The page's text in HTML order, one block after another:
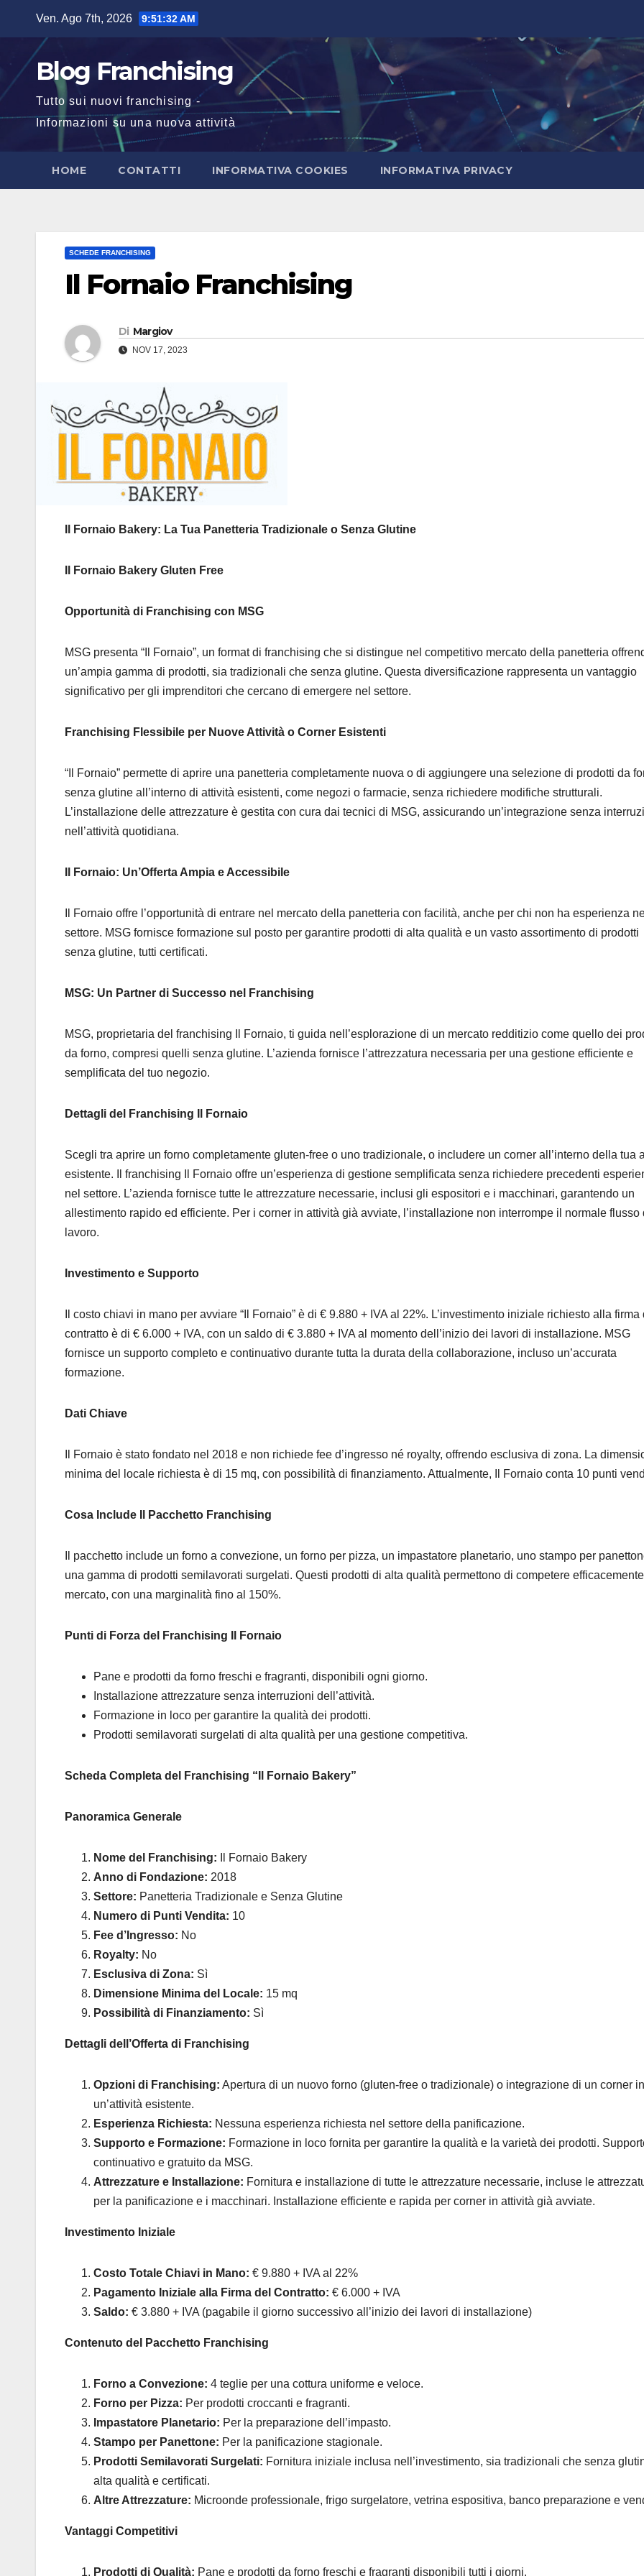
contenuto
Ven. Ago 7th, 2026 9:51:33 AM
Blog Franchising
Tutto sui nuovi franchising -
Informazioni su una nuova attività
HOME CONTATTI INFORMATIVA COOKIES INFORMATIVA PRIVACY
SCHEDE FRANCHISING
Il Fornaio Franchising
Di Margiov
NOV 17, 2023
Il Fornaio Bakery: La Tua Panetteria Tradizionale o Senza Glutine
Il Fornaio Bakery Gluten Free
Opportunità di Franchising con MSG
MSG presenta “Il Fornaio”, un format di franchising che si distingue nel competitivo mercato della panetteria
un’ampia gamma di prodotti, sia tradizionali che senza glutine. Questa diversificazione rappresenta un vantaggio
significativo per gli imprenditori che cercano di emergere nel settore.
Franchising Flessibile per Nuove Attività o Corner Esistenti
“Il Fornaio” permette di aprire una panetteria completamente nuova o di aggiungere una selezione di prodotti da
senza glutine all’interno di attività esistenti, come negozi o farmacie, senza richiedere modifiche strutturali.
L’installazione delle attrezzature è gestita con cura dai tecnici di MSG, assicurando un’integrazione senza
nell’attività quotidiana.
Il Fornaio: Un’Offerta Ampia e Accessibile
Il Fornaio offre l’opportunità di entrare nel mercato della panetteria con facilità, anche per chi non ha esperienza
settore. MSG fornisce formazione sul posto per garantire prodotti di alta qualità e un vasto assortimento di prodotti
senza glutine, tutti certificati.
MSG: Un Partner di Successo nel Franchising
MSG, proprietaria del franchising Il Fornaio, ti guida nell’esplorazione di un mercato redditizio come quello dei
da forno, compresi quelli senza glutine. L’azienda fornisce l’attrezzatura necessaria per una gestione efficiente e
semplificata del tuo negozio.
Dettagli del Franchising Il Fornaio
Scegli tra aprire un forno completamente gluten-free o uno tradizionale, o includere un corner all’interno della tua
esistente. Il franchising Il Fornaio offre un’esperienza di gestione semplificata senza richiedere precedenti
nel settore. L’azienda fornisce tutte le attrezzature necessarie, inclusi gli espositori e i macchinari, garantendo un
allestimento rapido ed efficiente. Per i corner in attività già avviate, l’installazione non interrompe il normale flusso
lavoro.
Investimento e Supporto
Il costo chiavi in mano per avviare “Il Fornaio” è di € 9.880 + IVA al 22%. L’investimento iniziale richiesto alla firma
contratto è di € 6.000 + IVA, con un saldo di € 3.880 + IVA al momento dell’inizio dei lavori di installazione. MSG
fornisce un supporto completo e continuativo durante tutta la durata della collaborazione, incluso un’accurata
formazione.
Dati Chiave
Il Fornaio è stato fondato nel 2018 e non richiede fee d’ingresso né royalty, offrendo esclusiva di zona. La
minima del locale richiesta è di 15 mq, con possibilità di finanziamento. Attualmente, Il Fornaio conta 10 punti
Cosa Include Il Pacchetto Franchising
Il pacchetto include un forno a convezione, un forno per pizza, un impastatore planetario, uno stampo per
una gamma di prodotti semilavorati surgelati. Questi prodotti di alta qualità permettono di competere efficacemente
mercato, con una marginalità fino al 150%.
Punti di Forza del Franchising Il Fornaio
Pane e prodotti da forno freschi e fragranti, disponibili ogni giorno.
Installazione attrezzature senza interruzioni dell’attività.
Formazione in loco per garantire la qualità dei prodotti.
Prodotti semilavorati surgelati di alta qualità per una gestione competitiva.
Scheda Completa del Franchising “Il Fornaio Bakery”
Panoramica Generale
Nome del Franchising: Il Fornaio Bakery
Anno di Fondazione: 2018
Settore: Panetteria Tradizionale e Senza Glutine
Numero di Punti Vendita: 10
Fee d’Ingresso: No
Royalty: No
Esclusiva di Zona: Sì
Dimensione Minima del Locale: 15 mq
Possibilità di Finanziamento: Sì
Dettagli dell’Offerta di Franchising
Opzioni di Franchising: Apertura di un nuovo forno (gluten-free o tradizionale) o integrazione di un corner in
un’attività esistente.
Esperienza Richiesta: Nessuna esperienza richiesta nel settore della panificazione.
Supporto e Formazione: Formazione in loco fornita per garantire la qualità e la varietà dei prodotti.
continuativo e gratuito da MSG.
Attrezzature e Installazione: Fornitura e installazione di tutte le attrezzature necessarie, incluse le
per la panificazione e i macchinari. Installazione efficiente e rapida per corner in attività già avviate.
Investimento Iniziale
Costo Totale Chiavi in Mano: € 9.880 + IVA al 22%
Pagamento Iniziale alla Firma del Contratto: € 6.000 + IVA
Saldo: € 3.880 + IVA (pagabile il giorno successivo all’inizio dei lavori di installazione)
Contenuto del Pacchetto Franchising
Forno a Convezione: 4 teglie per una cottura uniforme e veloce.
Forno per Pizza: Per prodotti croccanti e fragranti.
Impastatore Planetario: Per la preparazione dell’impasto.
Stampo per Panettone: Per la panificazione stagionale.
Prodotti Semilavorati Surgelati: Fornitura iniziale inclusa nell’investimento, sia tradizionali che senza
alta qualità e certificati.
Altre Attrezzature: Microonde professionale, frigo surgelatore, vetrina espositiva, banco preparazione e
Vantaggi Competitivi
Prodotti di Qualità: Pane e prodotti da forno freschi e fragranti disponibili tutti i giorni.